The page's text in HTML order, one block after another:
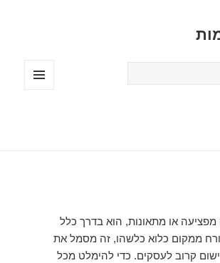
או מתאונות, הוא בדרך כלל
ממקום כלוא כלשהו, ​​זה מסמל את
קרוב לעסקים. כדי להימלט מכל